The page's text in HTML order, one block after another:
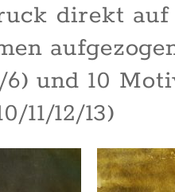
direkt auf
und 10
11/12/13)